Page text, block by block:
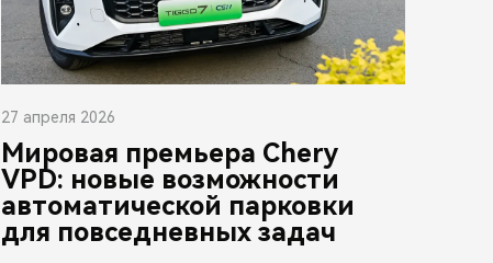
27 апреля 2026
Мировая премьера Chery
VPD: новые возможности
автоматической парковки
для повседневных задач